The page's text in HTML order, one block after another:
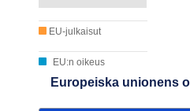
EU-julkaisut
EU:n oikeus
Europeiska unionens